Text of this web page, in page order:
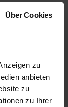
Über Cookies
zu
anbieten
zu
zu Ihrer